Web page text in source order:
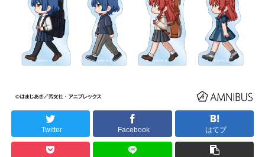
Twitter Facebook はてブ